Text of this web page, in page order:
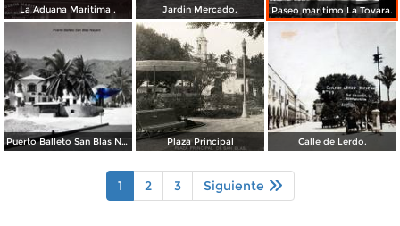
La Aduana Maritima . Jardin Mercado. Paseo maritimo La Tovara.
Puerto Balleto San Blas Nayarit. Plaza Principal Calle de Lerdo.
1 2 3 Siguiente